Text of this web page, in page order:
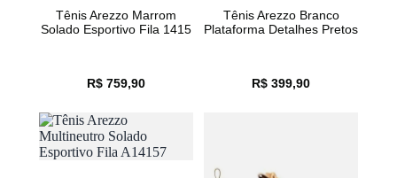
Tênis Arezzo Marrom
Solado Esportivo Fila 1415
R$ 759,90
Tênis Arezzo Branco
Plataforma Detalhes Pretos
R$ 399,90